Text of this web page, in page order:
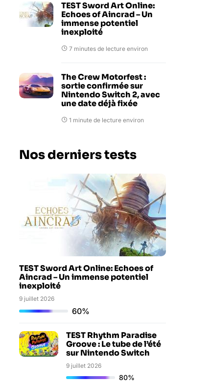
TEST Sword Art Online:
Echoes of Aincrad – Un
immense potentiel
inexploité
7 minutes de lecture environ
The Crew Motorfest :
sortie confirmée sur
Nintendo Switch 2, avec
une date déjà fixée
1 minute de lecture environ
Nos derniers tests
TEST Sword Art Online: Echoes of
Aincrad – Un immense potentiel
inexploité
9 juillet 2026
60%
TEST Rhythm Paradise
Groove : Le tube de l’été
sur Nintendo Switch
9 juillet 2026
80%